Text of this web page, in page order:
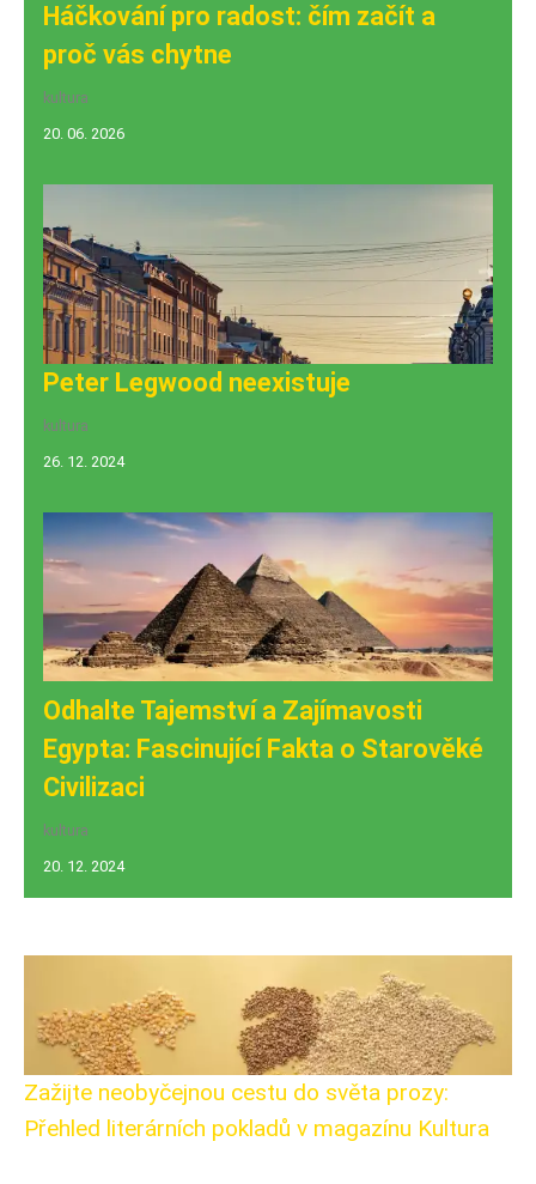
Háčkování pro radost: čím začít a
proč vás chytne
kultura
20. 06. 2026
Peter Legwood neexistuje
kultura
26. 12. 2024
Odhalte Tajemství a Zajímavosti
Egypta: Fascinující Fakta o Starověké
Civilizaci
kultura
20. 12. 2024
Zažijte neobyčejnou cestu do světa prozy:
Přehled literárních pokladů v magazínu Kultura